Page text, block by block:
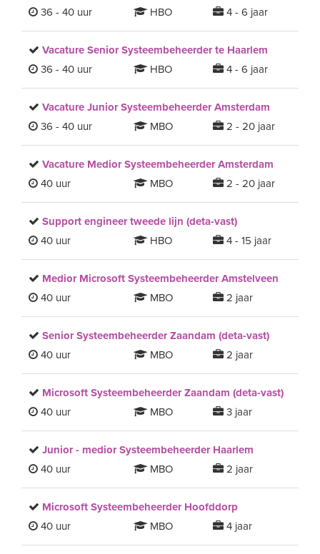
36 - 40 uur
HBO 4 - 6 jaar
Vacature Senior Systeembeheerder te Haarlem
36 - 40 uur
HBO 4 - 6 jaar
Vacature Junior Systeembeheerder Amsterdam
36 - 40 uur
MBO 2 - 20 jaar
Vacature Medior Systeembeheerder Amsterdam
40 uur
MBO 2 - 20 jaar
Support engineer tweede lijn (deta-vast)
40 uur
HBO 4 - 15 jaar
Medior Microsoft Systeembeheerder Amstelveen
40 uur
MBO 2 jaar
Senior Systeembeheerder Zaandam (deta-vast)
40 uur
MBO 2 jaar
Microsoft Systeembeheerder Zaandam (deta-vast)
40 uur
MBO 3 jaar
Junior - medior Systeembeheerder Haarlem
40 uur
MBO 2 jaar
Microsoft Systeembeheerder Hoofddorp
40 uur
MBO 4 jaar